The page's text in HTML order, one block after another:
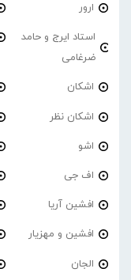
ارور
استاد ایرج و حامد
ضرغامی
اشکان
اشکان نظر
اشو
اف جی
افشین آریا
افشین و مهزیار
الجان